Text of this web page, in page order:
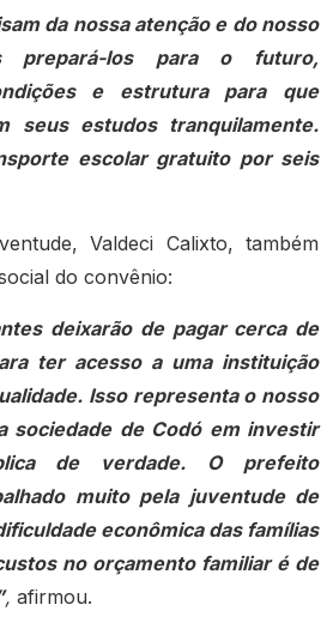
da nossa atenção e do nosso
prepará-los para o futuro,
e estrutura para que
seus estudos tranquilamente.
escolar gratuito por seis
Valdeci Calixto, também
do convênio:
deixarão de pagar cerca de
ter acesso a uma instituição
Isso representa o nosso
sociedade de Codó em investir
de verdade. O prefeito
muito pela juventude de
econômica das famílias
no orçamento familiar é de
, afirmou.